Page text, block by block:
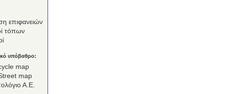
επιφανειών
τόπων
υπόβαθρο:
map
map
Α.Ε.